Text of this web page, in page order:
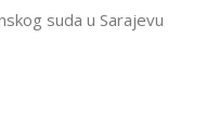
suda u Sarajevu